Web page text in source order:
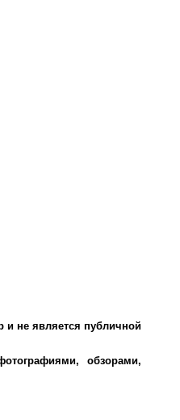
и не является публичной
обзорами,